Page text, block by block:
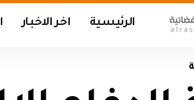
الرئيسية اخر الاخبار